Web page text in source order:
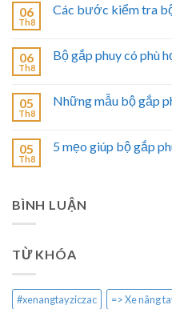
06
Th8
Các bước kiểm tra
06
Th8
Bộ gắp phuy có phù
05
Th8
Những mẫu bộ gắp
05
Th8
5 mẹo giúp bộ gắp
BÌNH LUẬN
TỪ KHÓA
#xenangtayziczac => Xe nâng